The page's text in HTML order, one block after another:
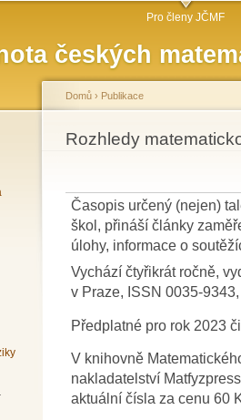
českých
Pro členy JČMF
Jste zde
Domů › Publikace
Rozhledy
Časopis určený (nejen)
škol, přináší články
úlohy, informace o
Vychází čtyřikrát ročně,
v Praze, ISSN 0035-
Předplatné pro rok 2023
V knihovně
nakladatelství
aktuální čísla za cenu 60